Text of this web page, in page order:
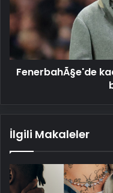
kararÄ±
bekleniyor
FenerbahÃ§e'de
İlgili Makaleler